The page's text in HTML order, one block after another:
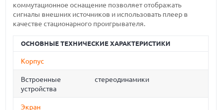
коммутационное оснащение позволяет отображать
сигналы внешних источников и использовать плеер в
качестве стационарного проигрывателя.
ОСНОВНЫЕ ТЕХНИЧЕСКИЕ ХАРАКТЕРИСТИКИ
Корпус
Встроенные
устройства
стереодинамики
Экран